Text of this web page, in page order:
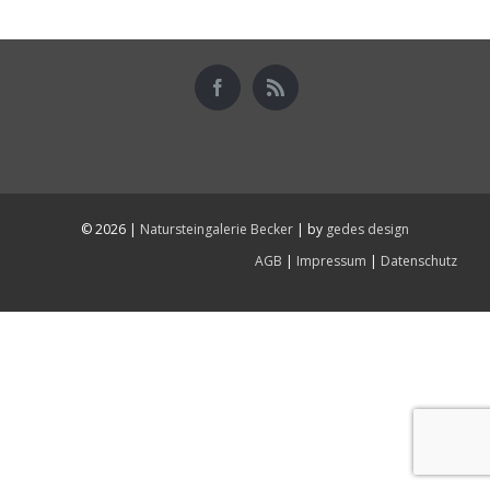
©2026 | Natursteingalerie Becker | by gedes design
AGB | Impressum | Datenschutz